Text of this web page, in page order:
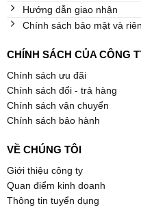
Hướng dẫn giao nhận
Chính sách bảo mật và
CHÍNH SÁCH CỦA CÔNG
Chính sách ưu đãi
Chính sách đổi - trả hàng
Chính sách vận chuyển
Chính sách bảo hành
VỀ CHÚNG TÔI
Giới thiệu công ty
Quan điểm kinh doanh
Thông tin tuyển dụng